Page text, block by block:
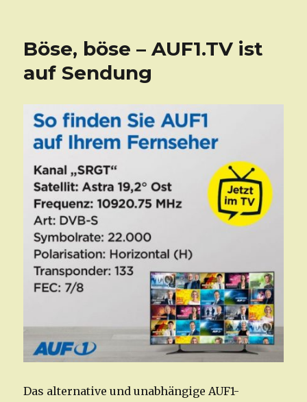
Böse, böse – AUF1.TV ist
auf Sendung
Das alternative und unabhängige AUF1-